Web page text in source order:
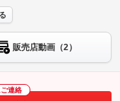
販売店動画（2）
ご連絡